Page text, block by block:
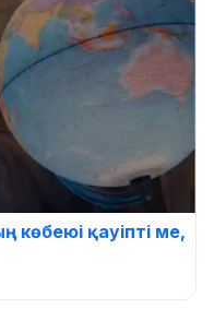
қауіпті ме,